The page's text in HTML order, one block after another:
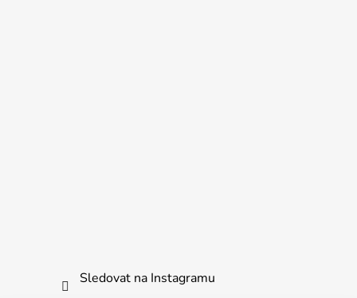
Sledovat na Instagramu